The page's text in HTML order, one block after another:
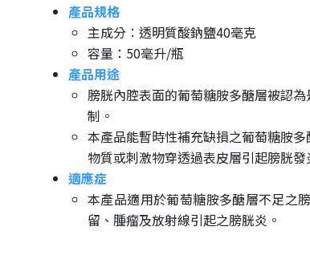
產品規格
主成分︰透明質酸鈉鹽40毫克
容量：50毫升/瓶
產品用途
膀胱內腔表面的葡萄糖胺多醣層被認
制。
本產品能暫時性補充缺損之葡萄糖胺
物質或刺激物穿透過表皮層引起膀胱發
適應症
本產品適用於葡萄糖胺多醣層不足之
留、腫瘤及放射線引起之膀胱炎。